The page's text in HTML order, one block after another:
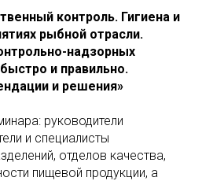
контроль. Гигиена и
рыбной отрасли.
надзорных
и правильно.
и решения»
руководители
и специалисты
отделов качества,
пищевой продукции, а